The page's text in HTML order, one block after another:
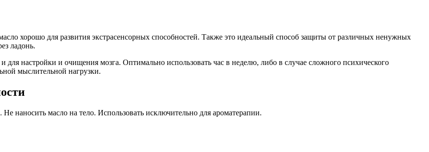
хорошо для развития экстрасенсорных способностей. Также это идеальный способ защиты от различных ненужных
ладонь.
для настройки и очищения мозга. Оптимально использовать час в неделю, либо в случае сложного психического
мыслительной нагрузки.
наносить масло на тело. Использовать исключительно для ароматерапии.